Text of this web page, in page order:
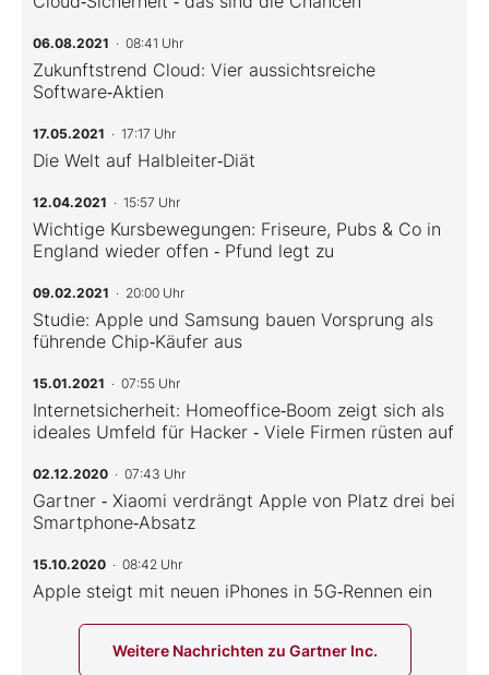
06.08.2021 · 08:41 Uhr
Zukunftstrend Cloud: Vier aussichtsreiche
Software‑Aktien
17.05.2021 · 17:17 Uhr
Die Welt auf Halbleiter‑Diät
12.04.2021 · 15:57 Uhr
Wichtige Kursbewegungen: Friseure, Pubs & Co in
England wieder offen ‑ Pfund legt zu
09.02.2021 · 20:00 Uhr
Studie: Apple und Samsung bauen Vorsprung als
führende Chip‑Käufer aus
15.01.2021 · 07:55 Uhr
Internetsicherheit: Homeoffice‑Boom zeigt sich als
ideales Umfeld für Hacker ‑ Viele Firmen rüsten auf
02.12.2020 · 07:43 Uhr
Gartner ‑ Xiaomi verdrängt Apple von Platz drei bei
Smartphone‑Absatz
15.10.2020 · 08:42 Uhr
Apple steigt mit neuen iPhones in 5G‑Rennen ein
Weitere Nachrichten zu Gartner Inc.